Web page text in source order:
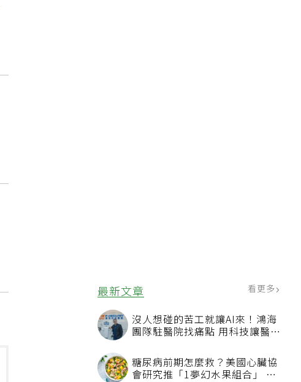
最新文章 看更多
沒人想碰的苦工就讓AI來！鴻海
團隊駐醫院找痛點 用科技讓醫療
糖尿病前期怎麼救？美國心臟協
會研究推「1夢幻水果組合」 酪